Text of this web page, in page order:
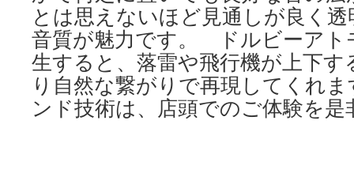
とは思えないほど見通しが良く
音質が魅力です。 ドルビーアト
生すると、落雷や飛行機が上下
り自然な繋がりで再現してくれ
ンド技術は、店頭でのご体験を